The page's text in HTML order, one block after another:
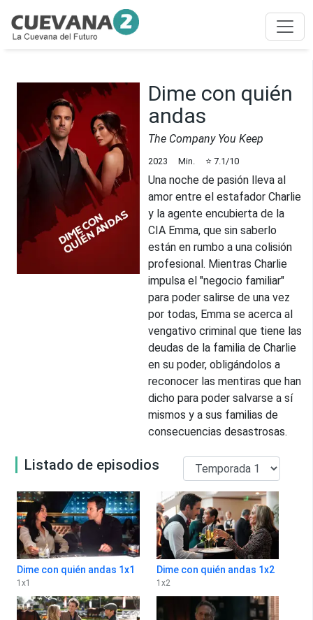
Dime con quién
andas
The Company You Keep
2023 Min. ⭐ 7.1/10
Una noche de pasión lleva al
amor entre el estafador Charlie
y la agente encubierta de la
CIA Emma, que sin saberlo
están en rumbo a una colisión
profesional. Mientras Charlie
impulsa el "negocio familiar"
para poder salirse de una vez
por todas, Emma se acerca al
vengativo criminal que tiene las
deudas de la familia de Charlie
en su poder, obligándolos a
reconocer las mentiras que han
dicho para poder salvarse a sí
mismos y a sus familias de
consecuencias desastrosas.
Listado de episodios
Dime con quién andas 1x1
1 x1
Dime con quién andas 1x2
1 x2